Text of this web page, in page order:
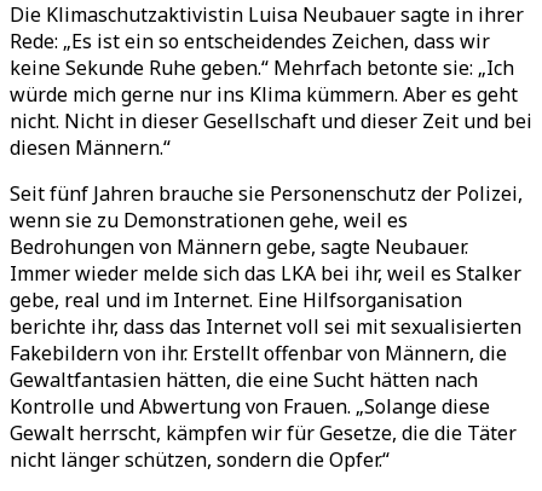
Die Klimaschutzaktivistin Luisa Neubauer sagte in ihrer
Rede: „Es ist ein so entscheidendes Zeichen, dass wir
keine Sekunde Ruhe geben.“ Mehrfach betonte sie: „Ich
würde mich gerne nur ins Klima kümmern. Aber es geht
nicht. Nicht in dieser Gesellschaft und dieser Zeit und bei
diesen Männern.“
Seit fünf Jahren brauche sie Personenschutz der Polizei,
wenn sie zu Demonstrationen gehe, weil es
Bedrohungen von Männern gebe, sagte Neubauer.
Immer wieder melde sich das LKA bei ihr, weil es Stalker
gebe, real und im Internet. Eine Hilfsorganisation
berichte ihr, dass das Internet voll sei mit sexualisierten
Fakebildern von ihr. Erstellt offenbar von Männern, die
Gewaltfantasien hätten, die eine Sucht hätten nach
Kontrolle und Abwertung von Frauen. „Solange diese
Gewalt herrscht, kämpfen wir für Gesetze, die die Täter
nicht länger schützen, sondern die Opfer.“